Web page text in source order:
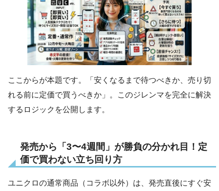
ここからが本題です。「安くなるまで待つべきか、売り切
れる前に定価で買うべきか」。このジレンマを完全に解決
するロジックを公開します。
発売から「3〜4週間」が勝負の分かれ目！定
価で買わない立ち回り方
ユニクロの通常商品（コラボ以外）は、発売直後にすぐ安